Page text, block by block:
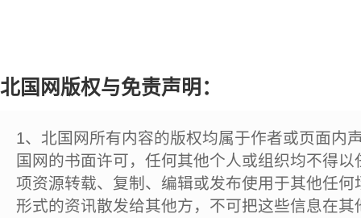
北国网版权与免责声明：
1、北国网所有内容的版权均属于作者或页面内
国网的书面许可，任何其他个人或组织均不得
项资源转载、复制、编辑或发布使用于其他任
形式的资讯散发给其他方，不可把这些信息在